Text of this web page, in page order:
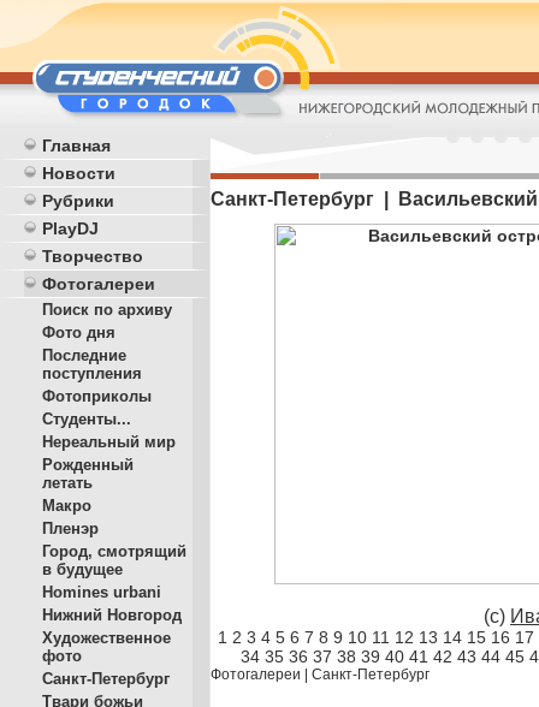
Главная
Новости
Рубрики
PlayDJ
Творчество
Фотогалереи
Поиск по архиву
Фото дня
Последние
поступления
Фотоприколы
Студенты...
Нереальный мир
Рожденный
летать
Макро
Пленэр
Город, смотрящий
в будущее
Homines urbani
Нижний Новгород
Художественное
фото
Санкт-Петербург
Твари божьи
Санкт-Петербург |
(c)
1 2 3 4 5 6 7 8 9 10 11 12 13 14 15 16 17
34 35 36 37 38 39 40 41 42 43 44 45
Фотогалереи Санкт-Петербург